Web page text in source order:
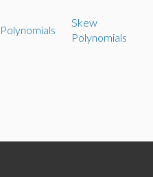
Polynomials
Skew
Polynomials